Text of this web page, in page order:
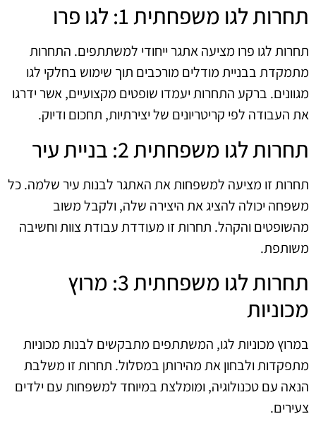
תחרות לגו משפחתית 1: לגו פרו
תחרות לגו פרו מציעה אתגר ייחודי למשתתפים. התחרות
מתמקדת בבניית מודלים מורכבים תוך שימוש בחלקי לגו
מגוונים. ברקע התחרות יעמדו שופטים מקצועיים, אשר ידרגו
את העבודה לפי קריטריונים של יצירתיות, תחכום ודיוק.
תחרות לגו משפחתית 2: בניית עיר
תחרות זו מציעה למשפחות את האתגר לבנות עיר שלמה. כל
משפחה יכולה להציג את היצירה שלה, ולקבל משוב
מהשופטים והקהל. תחרות זו מעודדת עבודת צוות וחשיבה
משותפת.
תחרות לגו משפחתית 3: מרוץ
מכוניות
במרוץ מכוניות לגו, המשתתפים מתבקשים לבנות מכוניות
מתפקדות ולבחון את מהירותן במסלול. תחרות זו משלבת
הנאה עם טכנולוגיה, ומומלצת במיוחד למשפחות עם ילדים
צעירים.